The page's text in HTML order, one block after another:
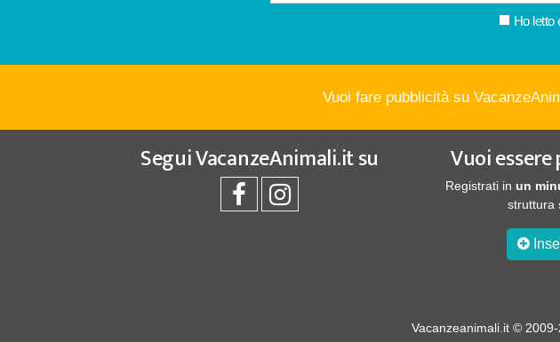
Ho letto
Vuoi fare pubblicità su
SeguiVacanzeAnimali.itsu Vuoi
Registrati in un
struttura
Vacanzeanimali.it ©